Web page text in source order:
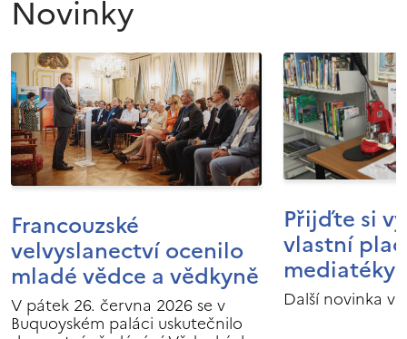
Novinky
Francouzské
velvyslanectví ocenilo
mladé vědce a vědkyně
V pátek 26. června 2026 se v
Buquoyském paláci uskutečnilo
Přijďte si
vlastní
mediatéky
Další novinka v